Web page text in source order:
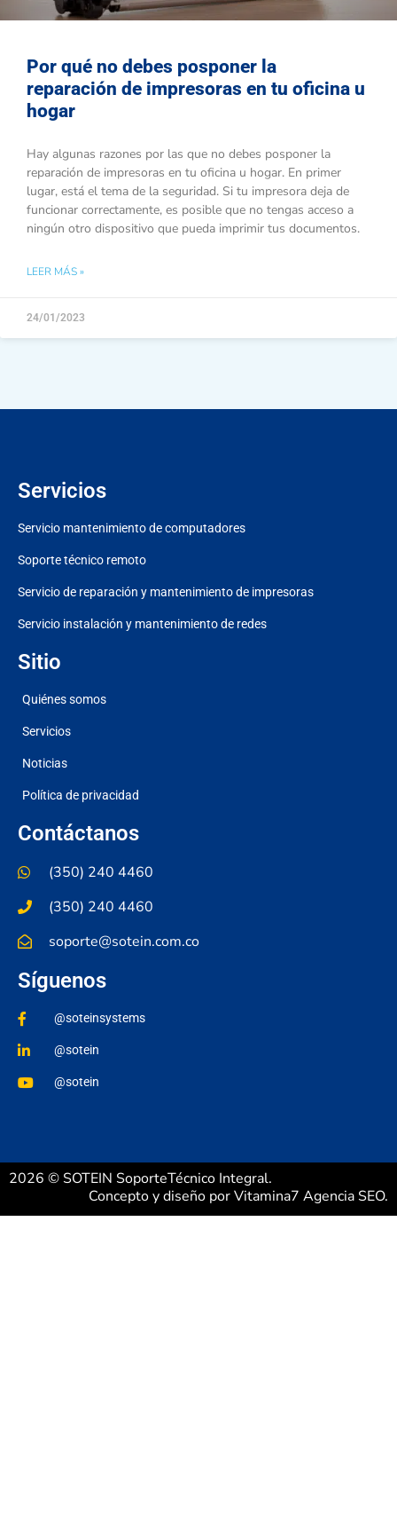
Por qué no debes posponer la
reparación de impresoras en tu oficina u
hogar
Hay algunas razones por las que no debes posponer la
reparación de impresoras en tu oficina u hogar. En primer
lugar, está el tema de la seguridad. Si tu impresora deja de
funcionar correctamente, es posible que no tengas acceso a
ningún otro dispositivo que pueda imprimir tus documentos.
LEER MÁS »
24/01/2023
Servicios
Servicio mantenimiento de computadores
Soporte técnico remoto
Servicio de reparación y mantenimiento de impresoras
Servicio instalación y mantenimiento de redes
Sitio
Quiénes somos
Servicios
Noticias
Política de privacidad
Contáctanos
(350) 240 4460
(350) 240 4460
soporte@sotein.com.co
Síguenos
@soteinsystems
@sotein
@sotein
2026 © SOTEIN SoporteTécnico Integral.
Concepto y diseño porVitamina7 Agencia SEO.